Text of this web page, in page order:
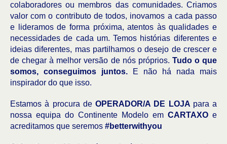
colaboradores ou membros das comunidades. Criamos
valor com o contributo de todos, inovamos a cada passo
e lideramos de forma próxima, atentos às qualidades e
necessidades de cada um. Temos histórias diferentes e
ideias diferentes, mas partilhamos o desejo de crescer e
de chegar à melhor versão de nós próprios. Tudo o que
somos, conseguimos juntos.
E não há nada mais
inspirador do que isso.
Estamos à procura de OPERADOR/A DE LOJA para a
nossa equipa do Continente Modelo em CARTAXO e
acreditamos que seremos #betterwithyou